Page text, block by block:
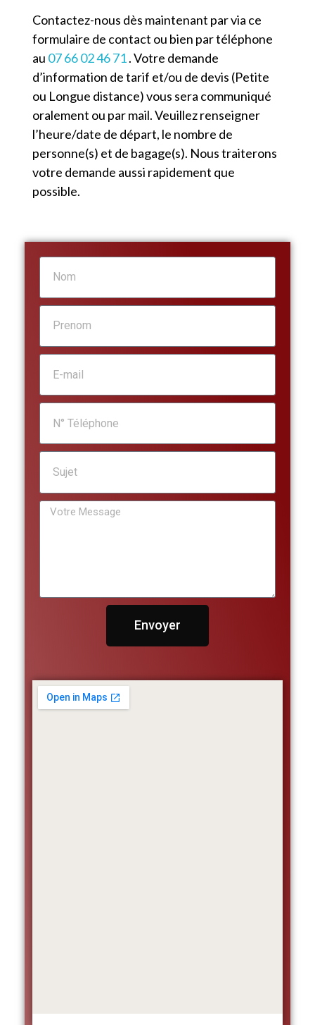
Contactez-nous dès maintenant par via ce
formulaire de contact ou bien par téléphone
au 07 66 02 46 71. Votre demande
d’information de tarif et/ou de devis (Petite
ou Longue distance) vous sera communiqué
oralement ou par mail. Veuillez renseigner
l’heure/date de départ, le nombre de
personne(s) et de bagage(s). Nous traiterons
votre demande aussi rapidement que
possible.
Envoyer